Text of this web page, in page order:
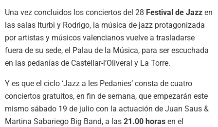
Una vez concluidos los conciertos del 28 Festival de Jazz en
las salas Iturbi y Rodrigo, la música de jazz protagonizada
por artistas y músicos valencianos vuelve a trasladarse
fuera de su sede, el Palau de la Música, para ser escuchada
en las pedanías de Castellar-l’Oliveral y La Torre.
Y es que el ciclo ‘Jazz a les Pedanies’ consta de cuatro
conciertos gratuitos, en fin de semana, que empezarán este
mismo sábado 19 de julio con la actuación de Juan Saus &
Martina Sabariego Big Band, a las 21.00 horas en el